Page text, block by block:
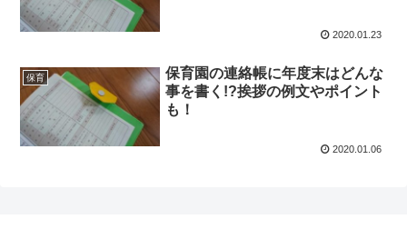
2020.01.23
保育
保育園の連絡帳に年度末はどんな
事を書く!?挨拶の例文やポイント
も！
2020.01.06